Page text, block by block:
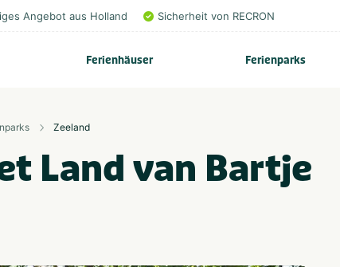
Angebot aus Holland Sicherheit von RECRON
Ferienhäuser Ferienparks
Zeeland
Land van Bartje